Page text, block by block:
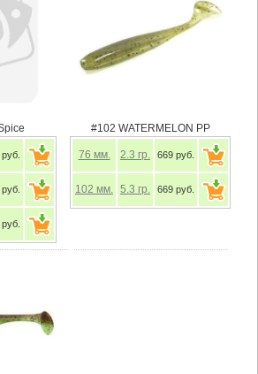
#102 WATERMELON PP
76 мм. 2.3 гр. 669 руб.
102 мм. 5.3 гр. 669 руб.